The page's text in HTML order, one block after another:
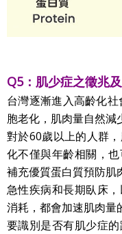
Q5：肌少症之徵兆
台灣逐漸進入高齡化
胞老化，肌肉量自然減
對於60歲以上的人群
化不僅與年齡相關，
補充優質蛋白質預防肌
急性疾病和長期臥床
消耗，都會加速肌肉量
要識別是否有肌少症